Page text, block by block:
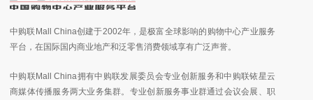
中购联Mall China创建于2002年，是极富全球影响的购物中心产业服务
平台，在国际国内商业地产和泛零售消费领域享有广泛声誉。
中购联Mall China拥有中购联发展委员会专业创新服务和中购联铱星云
商媒体传播服务两大业务集群。专业创新服务事业群通过会议会展、职